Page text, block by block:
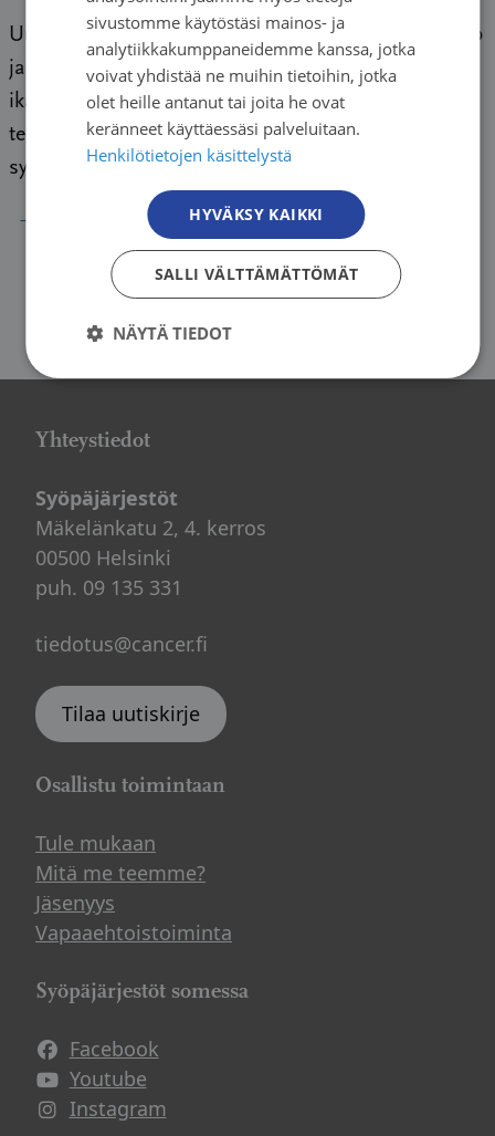
Uusia syöpätapauksia löytyy vuosittain noin 36 000
ja määrä lisääntyy merkittävästi väestön
ikääntyessä. Kaikkiin syöpiin ei ole riittävän
tehokasta ja turvallista hoitoa. Uusien
syöpälääkkeiden […]
→
Yhteystiedot
Syöpäjärjestöt
Mäkelänkatu 2, 4. kerros
00500 Helsinki
puh. 09 135 331
tiedotus@cancer.fi
Tilaa uutiskirje
Osallistu toimintaan
Tule mukaan
Mitä me teemme?
Jäsenyys
Vapaaehtoistoiminta
Syöpäjärjestöt somessa
Facebook
Avautuu uuteen ikkunaan
Youtube
Avautuu uuteen ikkunaan
Instagram
Avautuu uuteen ikkunaan
sivustomme käytöstäsi mainos- ja
analytiikkakumppaneidemme kanssa, jotka
voivat yhdistää ne muihin tietoihin, jotka
olet heille antanut tai joita he ovat
keränneet käyttäessäsi palveluitaan.
Henkilötietojen käsittelystä
HYVÄKSY KAIKKI
SALLI VÄLTTÄMÄTTÖMÄT
NÄYTÄ TIEDOT